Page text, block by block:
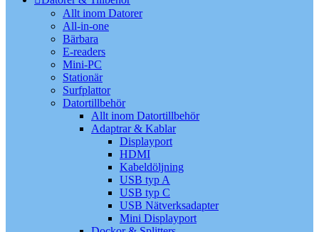
Allt inom Datorer
All-in-one
Bärbara
E-readers
Mini-PC
Stationär
Surfplattor
Datortillbehör
Allt inom Datortillbehör
Adaptrar & Kablar
Displayport
HDMI
Kabeldöljning
USB typ A
USB typ C
USB Nätverksadapter
Mini Displayport